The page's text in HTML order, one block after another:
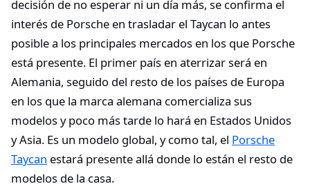
decisión de no esperar ni un día más, se confirma el
interés de Porsche en trasladar el Taycan lo antes
posible a los principales mercados en los que Porsche
está presente. El primer país en aterrizar será en
Alemania, seguido del resto de los países de Europa
en los que la marca alemana comercializa sus
modelos y poco más tarde lo hará en Estados Unidos
y Asia. Es un modelo global, y como tal, el Porsche
Taycan estará presente allá donde lo están el resto de
modelos de la casa.